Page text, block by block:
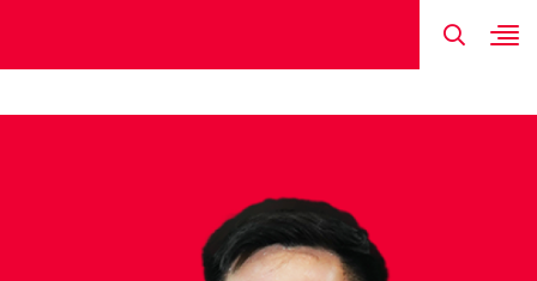
KẾT QUẢ
ĐINH XUÂN